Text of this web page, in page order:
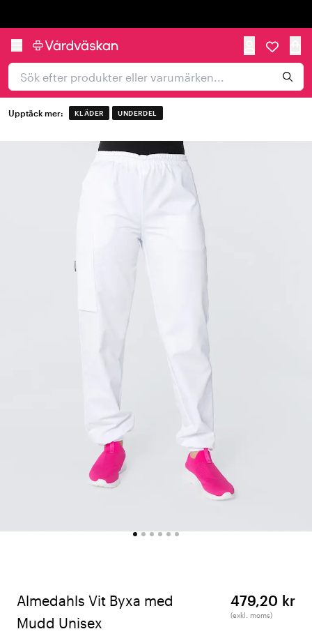
Upptäck mer: KLÄDER UNDERDEL
Almedahls Vit Byxa med
Mudd Unisex
479,20 kr
(exkl. moms)